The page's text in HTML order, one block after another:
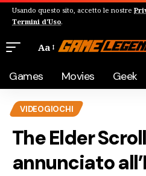
Usando questo sito, accetto le nostre
Termini d'Uso.
Aa
Games Movies Geek
VIDEOGIOCHI
The Elder
annunciato